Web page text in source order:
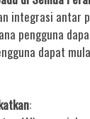
integrasi antar
pengguna
dapat
: